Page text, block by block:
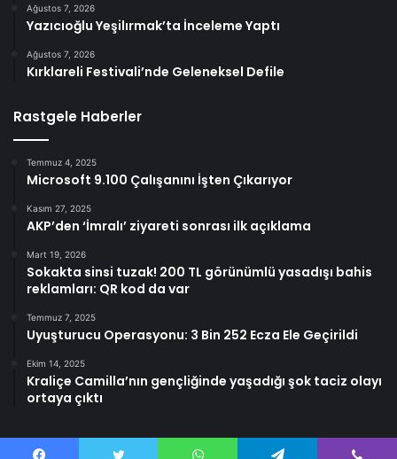
Ağustos 7, 2026
Yazıcıoğlu Yeşilırmak’ta İnceleme Yaptı
Ağustos 7, 2026
Kırklareli Festivali’nde Geleneksel Defile
Rastgele Haberler
Temmuz 4, 2025
Microsoft 9.100 Çalışanını İşten Çıkarıyor
Kasım 27, 2025
AKP’den ‘İmralı’ ziyareti sonrası ilk açıklama
Mart 19, 2026
Sokakta sinsi tuzak! 200 TL görünümlü yasadışı bahis
reklamları: QR kod da var
Temmuz 7, 2025
Uyuşturucu Operasyonu: 3 Bin 252 Ecza Ele Geçirildi
Ekim 14, 2025
Kraliçe Camilla’nın gençliğinde yaşadığı şok taciz olayı
ortaya çıktı